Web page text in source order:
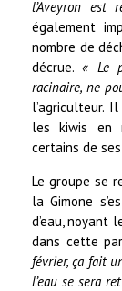
l’Aveyron est
également
nombre de
décrue.« Le
racinaire, ne
l’agriculteur.
les kiwis en
certains de
Le groupe se
la Gimone
d’eau, noyant
dans cette
février, ça fait
l’eau se sera